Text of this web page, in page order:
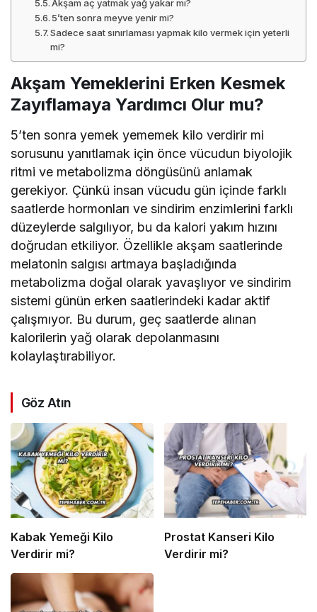
Akşam aç yatmak yağ yakar mı?
5’ten sonra meyve yenir mi?
Sadece saat sınırlaması yapmak kilo vermek için yeterli
mi?
Akşam Yemeklerini Erken Kesmek
Zayıflamaya Yardımcı Olur mu?
5’ten sonra yemek yememek kilo verdirir mi
sorusunu yanıtlamak için önce vücudun biyolojik
ritmi ve metabolizma döngüsünü anlamak
gerekiyor. Çünkü insan vücudu gün içinde farklı
saatlerde hormonları ve sindirim enzimlerini farklı
düzeylerde salgılıyor, bu da kalori yakım hızını
doğrudan etkiliyor. Özellikle akşam saatlerinde
melatonin salgısı artmaya başladığında
metabolizma doğal olarak yavaşlıyor ve sindirim
sistemi günün erken saatlerindeki kadar aktif
çalışmıyor. Bu durum, geç saatlerde alınan
kalorilerin yağ olarak depolanmasını
kolaylaştırabiliyor.
Göz Atın
Kabak Yemeği Kilo
Verdirir mi?
Prostat Kanseri Kilo
Verdirir mi?